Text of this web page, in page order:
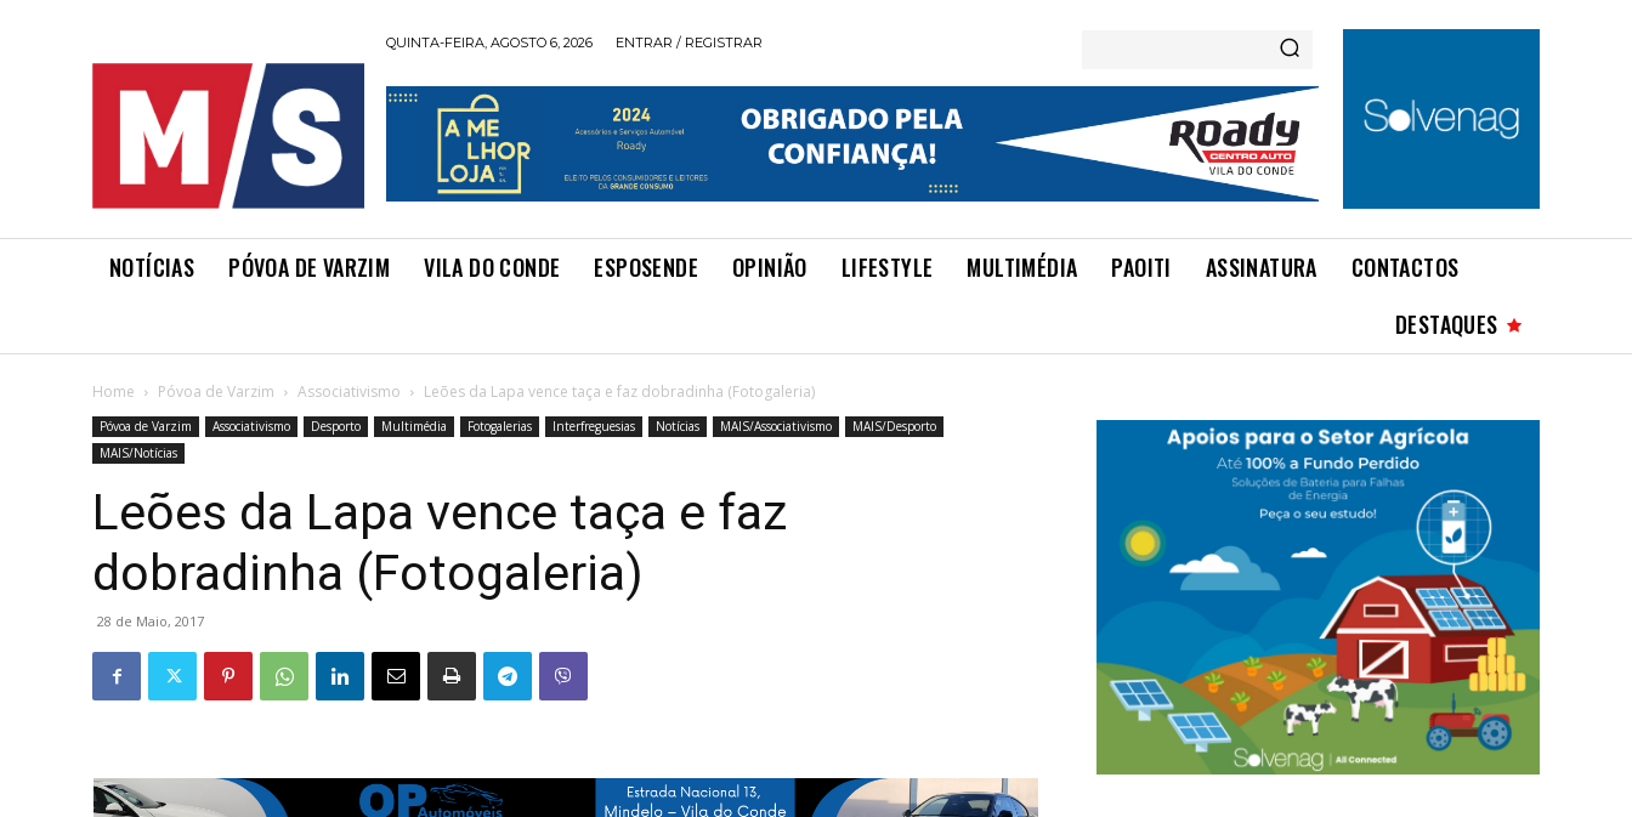
QUINTA-FEIRA, AGOSTO 6, 2026 ENTRAR / REGISTRAR
NOTÍCIAS PÓVOA DE VARZIM VILA DO CONDE ESPOSENDE OPINIÃO LIFESTYLE MULTIMÉDIA PAOITI ASSINATURA
CONTACTOS
DESTAQUES
Home Póvoa de Varzim Associativismo Leões da Lapa vence taça e faz dobradinha (Fotogaleria)
Póvoa de Varzim Associativismo Desporto Multimédia Fotogalerias Interfreguesias Notícias MAIS/Associativismo
MAIS/Desporto
MAIS/Notícias
Leões da Lapa vence taça e faz
dobradinha (Fotogaleria)
28 de Maio, 2017